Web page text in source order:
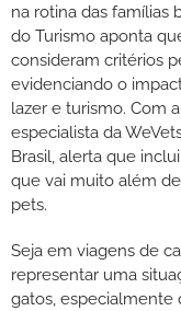
na rotina das famílias
do Turismo aponta
consideram critérios
evidenciando o
lazer e turismo. Com
especialista da
Brasil, alerta que
que vai muito além
pets.
Seja em viagens de
representar uma
gatos, especialmente